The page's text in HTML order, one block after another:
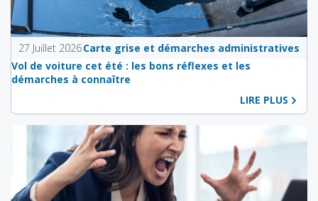
27 Juillet 2026Carte grise et démarches administratives
Vol de voiture cet été : les bons réflexes et les
démarches à connaître
LIRE PLUS